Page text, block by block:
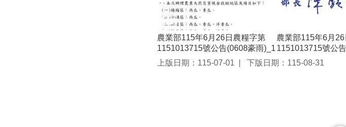
農業部115年6月26日農糧字第
1151013715號公告(0608豪雨)_1
農業部115年6月
1151013715號公
上版日期：115-07-01
下版日期：115-08-31